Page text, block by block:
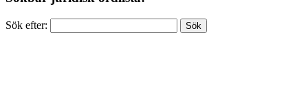
Sök efter: